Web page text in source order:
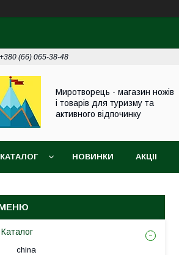
+380 (66) 065-38-48
Миротворець - магазин ножів
і товарів для туризму та
активного відпочинку
КАТАЛОГ НОВИНКИ АКЦІІ
Каталог
china